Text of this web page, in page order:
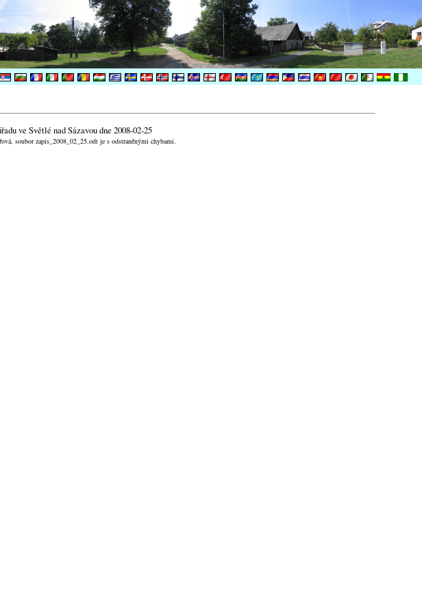
ve Světlé nad Sázavou dne 2008-02-25
soubor zapis_2008_02_25.odt je s odstraněnými chybami.